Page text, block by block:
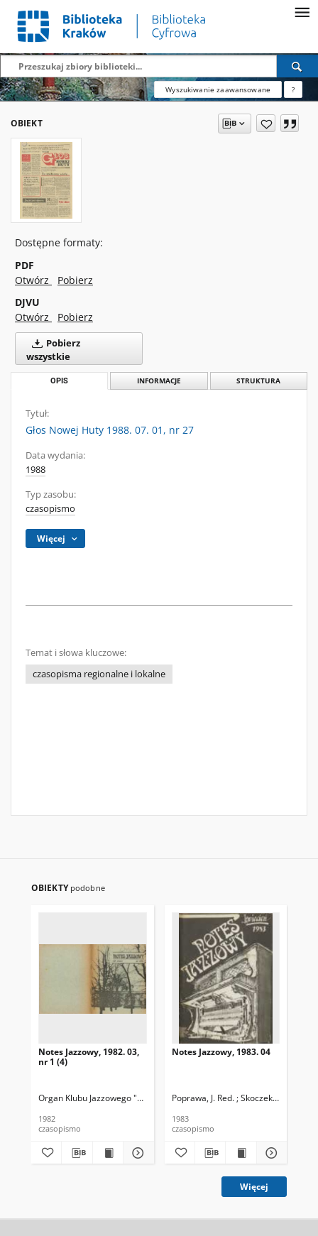
Wyszukiwanie zaawansowane ?
OBIEKT
Dostępne formaty:
PDF
Otwórz
Pobierz
DJVU
Otwórz
Pobierz
Pobierz
wszystkie
OPIS INFORMACJE STRUKTURA
Tytuł:
Głos Nowej Huty 1988. 07. 01, nr 27
Data wydania:
1988
Typ zasobu:
czasopismo
Więcej
Temat i słowa kluczowe:
czasopisma regionalne i lokalne
OBIEKTY podobne
Notes Jazzowy, 1982. 03,
nr 1 (4)
Organ Klubu Jazzowego "Rotunda" Skoczek, T. Red.
1982
czasopismo
Notes Jazzowy, 1983. 04
Poprawa, J. Red. ; Skoczek T. Red.
1983
czasopismo
Więcej